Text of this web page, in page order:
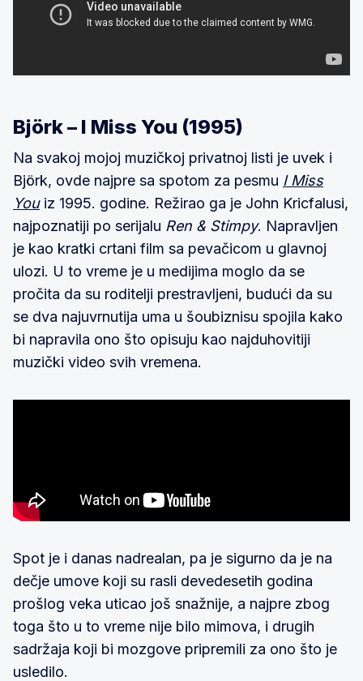
Björk – I Miss You (1995)
Na svakoj mojoj muzičkoj privatnoj listi je uvek i
Björk, ovde najpre sa spotom za pesmu I Miss
Youiz 1995. godine. Režirao ga je John Kricfalusi,
najpoznatiji po serijalu Ren & Stimpy. Napravljen
je kao kratki crtani film sa pevačicom u glavnoj
ulozi. U to vreme je u medijima moglo da se
pročita da su roditelji prestravljeni, budući da su
se dva najuvrnutija uma u šoubiznisu spojila kako
bi napravila ono što opisuju kao najduhovitiji
muzički video svih vremena.
Spot je i danas nadrealan, pa je sigurno da je na
dečje umove koji su rasli devedesetih godina
prošlog veka uticao još snažnije, a najpre zbog
toga što u to vreme nije bilo mimova, i drugih
sadržaja koji bi mozgove pripremili za ono što je
usledilo.